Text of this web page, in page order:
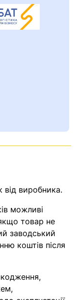
від виробника.
можливі
товар не
заводський
коштів після